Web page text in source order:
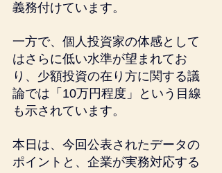
義務付けています。
一方で、個人投資家の体感として
はさらに低い水準が望まれてお
り、少額投資の在り方に関する議
論では「10万円程度」という目線
も示されています。
本日は、今回公表されたデータの
ポイントと、企業が実務対応する